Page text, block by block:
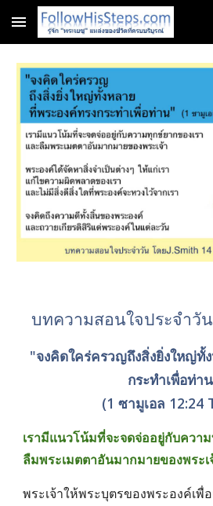
Skip to main content
บทความสอนใจประจำวั
"จงคิดใคร่ครวญถึงสิ่งยิ่งใหญ่ทั้
กระทำเพื่อท่า
(1 ซามูเอล 12:24
เรามีแนวโน้มที่จะจดจ่ออยู่กับควา
ลืมพระเมตตาอันมากมายของพระเ
พระเจ้าให้พระบุตรของพระองค์เพื่